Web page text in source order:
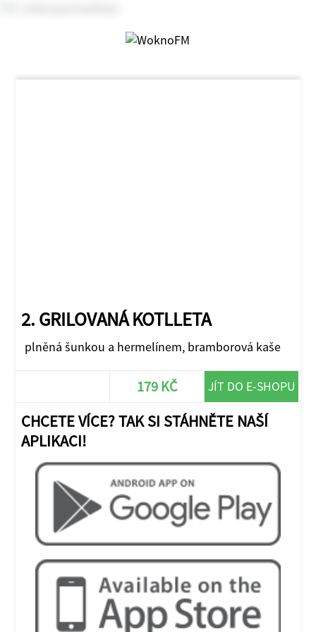
2. GRILOVANÁ KOTLLETA
plněná šunkou a hermelínem, bramborová kaše
179 KČ JÍT DO E-SHOPU
CHCETE VÍCE? TAK SI STÁHNĚTE NAŠÍ
APLIKACI!